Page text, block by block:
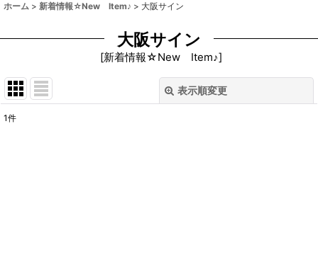
ホーム > 新着情報☆New Item♪ > 大阪サイン
大阪サイン
[新着情報☆New Item♪]
表示順変更
1件